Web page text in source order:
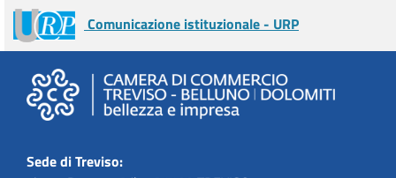
Comunicazione istituzionale - URP
Sede di Treviso: